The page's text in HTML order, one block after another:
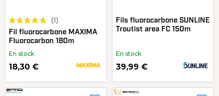
(1)
Fil fluorocarbone MAXIMA
Fluorocarbon 180m
En stock
18,30 €
Fils fluorocarbone SUNLINE
Troutist area FC 150m
En stock
39,99 €